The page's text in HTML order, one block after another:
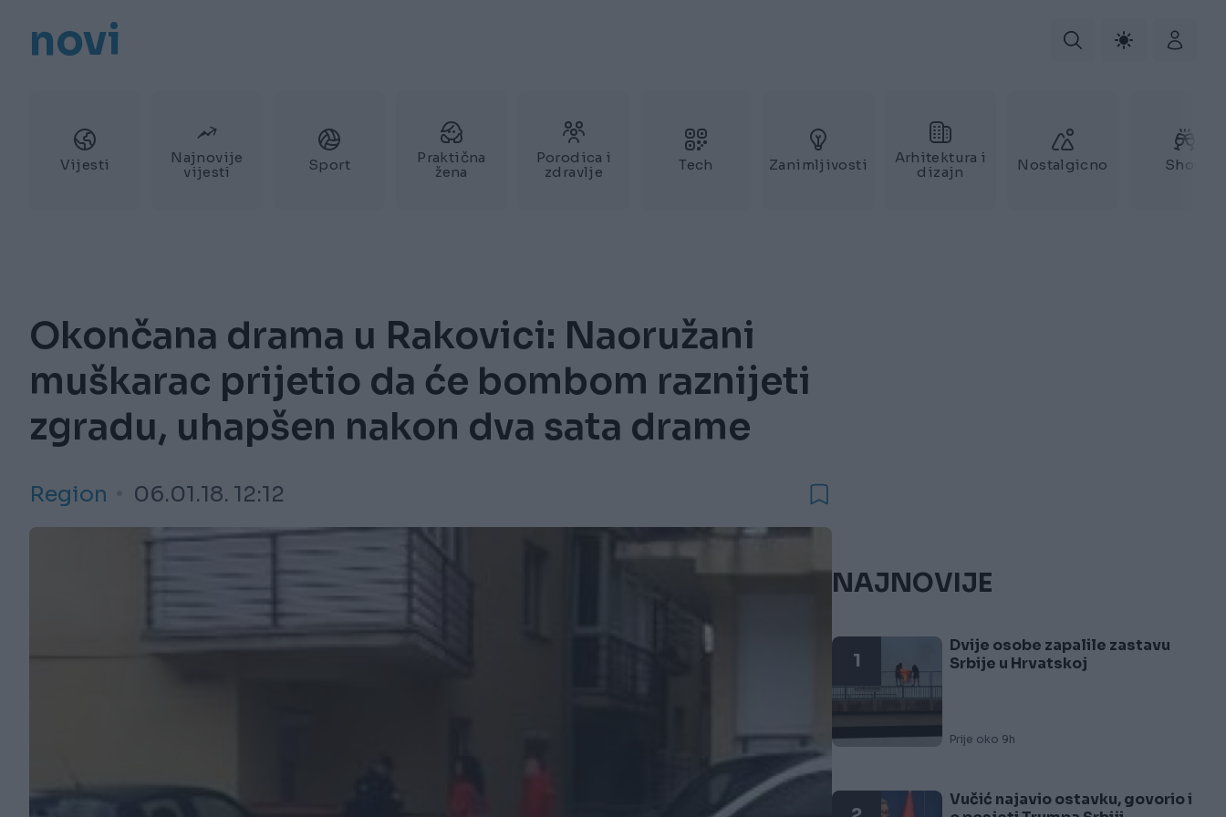
novi
Vijesti
Najnovije
vijesti
Sport
Praktična
žena
Porodica i
zdravlje
Tech Zanimljivosti
Arhitektura i
dizajn
Nostalgicno Show
Okončana drama u Rakovici: Naoružani
muškarac prijetio da će bombom raznijeti
zgradu, uhapšen nakon dva sata drame
Region 06.01.18. 12:12
NAJNOVIJE
1
Dvije osobe zapalile zastavu
Srbije u Hrvatskoj
Prije oko 9h
Vučić najavio ostavku, govorio i